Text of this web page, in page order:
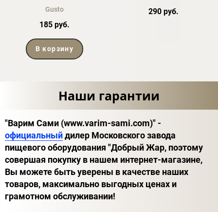
Gusto
185 руб.
В корзину
290 руб.
Наши гарантии
"Варим Сами (www.varim-sami.com)" -
официальныйдилер Московского завода
пищевого оборудования "Добрый Жар, поэтому
совершая покупку в нашем интернет-магазине,
Вы можете быть уверены в качестве наших
товаров, максимально выгодных ценах и
грамотном обслуживании!